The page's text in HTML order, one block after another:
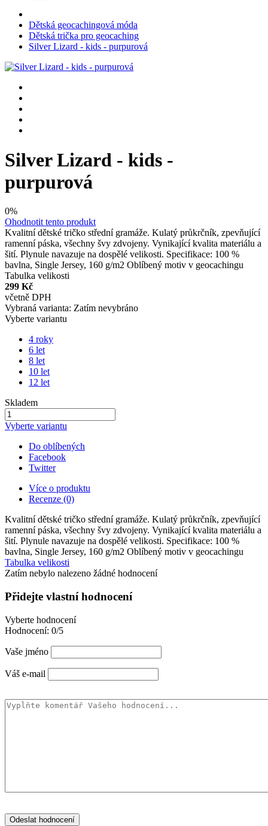
Dětská geocachingová móda
Dětská trička pro geocaching
Silver Lizard - kids - purpurová
Silver Lizard - kids -
purpurová
0%
Ohodnotit tento produkt
Kvalitní dětské tričko střední gramáže. Kulatý průkrčník, zpevňující
ramenní páska, všechny švy zdvojeny. Vynikající kvalita materiálu a
šití. Plynule navazuje na dospělé velikosti. Specifikace: 100 %
bavlna, Single Jersey, 160 g/m2 Oblíbený motiv v geocachingu
Tabulka velikosti
299 Kč
včetně DPH
Vybraná varianta: Zatím nevybráno
Vyberte variantu
4 roky
6 let
8 let
10 let
12 let
Skladem
Vyberte variantu
Do oblíbených
Facebook
Twitter
Více o produktu
Recenze (0)
Kvalitní dětské tričko střední gramáže. Kulatý průkrčník, zpevňující
ramenní páska, všechny švy zdvojeny. Vynikající kvalita materiálu a
šití. Plynule navazuje na dospělé velikosti. Specifikace: 100 %
bavlna, Single Jersey, 160 g/m2 Oblíbený motiv v geocachingu
Tabulka velikosti
Zatím nebylo nalezeno žádné hodnocení
Přidejte vlastní hodnocení
Vyberte hodnocení
Hodnocení: 0/5
Vaše jméno
Váš e-mail